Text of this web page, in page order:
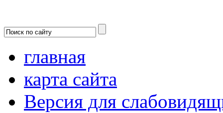
главная
карта сайта
Версия для